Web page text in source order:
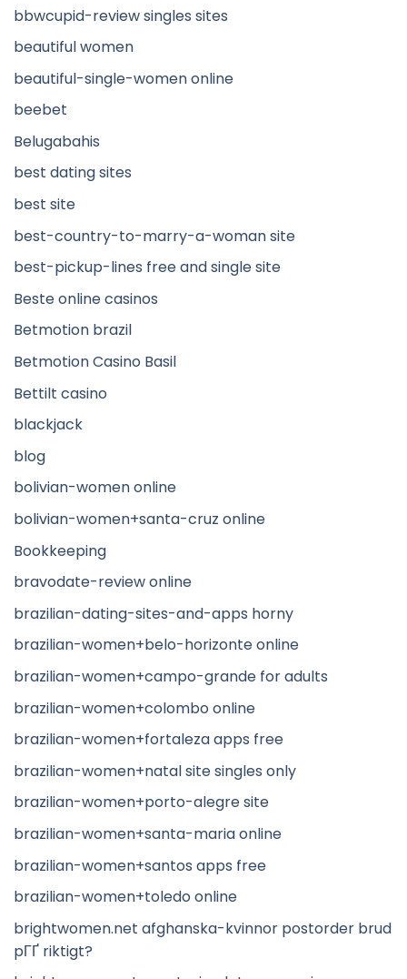
bbwcupid-review singles sites
beautiful women
beautiful-single-women online
beebet
Belugabahis
best dating sites
best site
best-country-to-marry-a-woman site
best-pickup-lines free and single site
Beste online casinos
Betmotion brazil
Betmotion Casino Basil
Bettilt casino
blackjack
blog
bolivian-women online
bolivian-women+santa-cruz online
Bookkeeping
bravodate-review online
brazilian-dating-sites-and-apps horny
brazilian-women+belo-horizonte online
brazilian-women+campo-grande for adults
brazilian-women+colombo online
brazilian-women+fortaleza apps free
brazilian-women+natal site singles only
brazilian-women+porto-alegre site
brazilian-women+santa-maria online
brazilian-women+santos apps free
brazilian-women+toledo online
brightwomen.net afghanska-kvinnor postorder brud
pГҐ riktigt?